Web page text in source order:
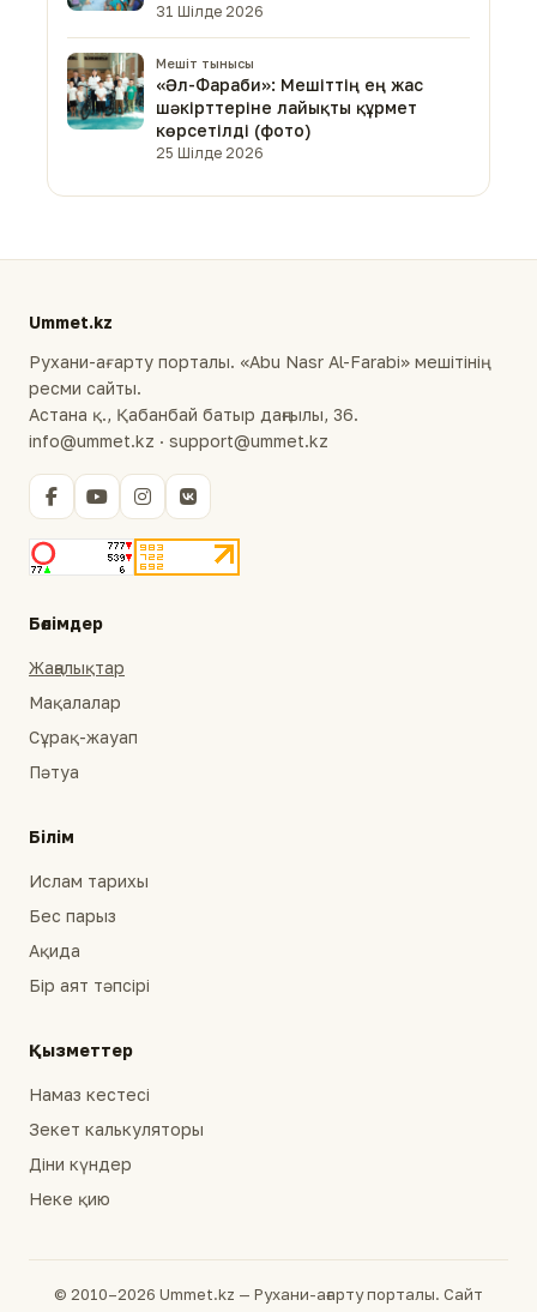
31 Шілде 2026
Мешіт тынысы
«Әл-Фараби»: Мешіттің ең жас
шәкірттеріне лайықты құрмет
көрсетілді (фото)
25 Шілде 2026
Ummet.kz
Рухани-ағарту порталы. «Abu Nasr Al-Farabi» мешітінің
ресми сайты.
Астана қ., Қабанбай батыр даңғылы, 36.
info@ummet.kz · support@ummet.kz
Бөлімдер
Жаңалықтар
Мақалалар
Сұрақ-жауап
Пәтуа
Білім
Ислам тарихы
Бес парыз
Ақида
Бір аят тәпсірі
Қызметтер
Намаз кестесі
Зекет калькуляторы
Діни күндер
Неке қию
© 2010–2026 Ummet.kz — Рухани-ағарту порталы. Сайт